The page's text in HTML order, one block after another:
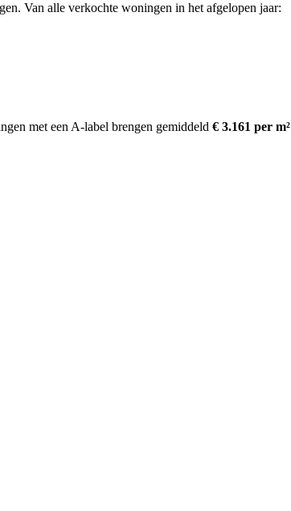
Van alle verkochte woningen in het afgelopen jaar:
met een A-label brengen gemiddeld € 3.161 per m²